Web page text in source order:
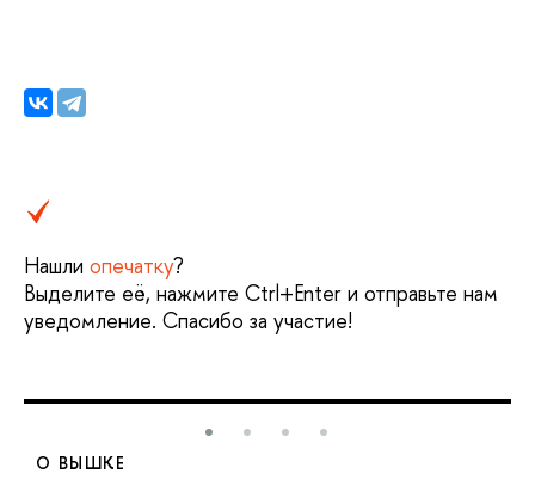
Нашли опечатку?
Выделите её, нажмите Ctrl+Enter и отправьте нам
уведомление. Спасибо за участие!
О ВЫШКЕ